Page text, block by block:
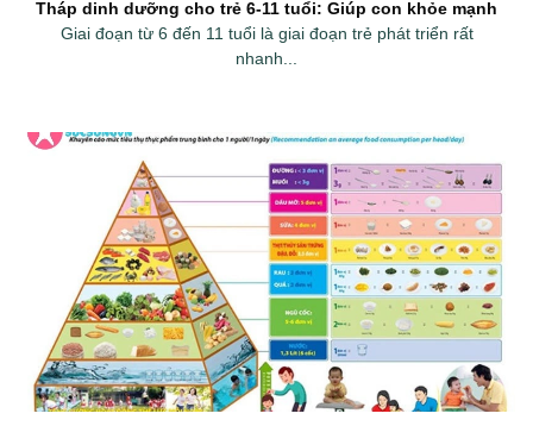
Tháp dinh dưỡng cho trẻ 6-11 tuổi: Giúp con khỏe mạnh
Giai đoạn từ 6 đến 11 tuổi là giai đoạn trẻ phát triển rất
nhanh...